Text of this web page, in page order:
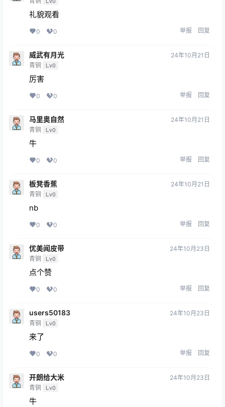
礼貌观看
0 0 举报 回复
威武有月光
青铜 Lv0
24年10月21日
厉害
0 0 举报 回复
马里奥自然
青铜 Lv0
24年10月21日
牛
0 0 举报 回复
板凳香蕉
青铜 Lv0
24年10月21日
nb
0 0 举报 回复
优美闻皮带
青铜 Lv0
24年10月23日
点个赞
0 0 举报 回复
users50183
青铜 Lv0
24年10月23日
来了
0 0 举报 回复
开朗给大米
青铜 Lv0
24年10月23日
牛